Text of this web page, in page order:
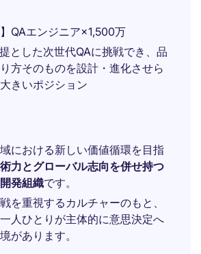
】QAエンジニア×1,500万
とした次世代QAに挑戦でき、品
方そのものを設計・進化させら
きいポジション
における新しい価値循環を目指
力とグローバル志向を併せ持つ
発組織です。
を重視するカルチャーのもと、
人ひとりが主体的に意思決定へ
があります。